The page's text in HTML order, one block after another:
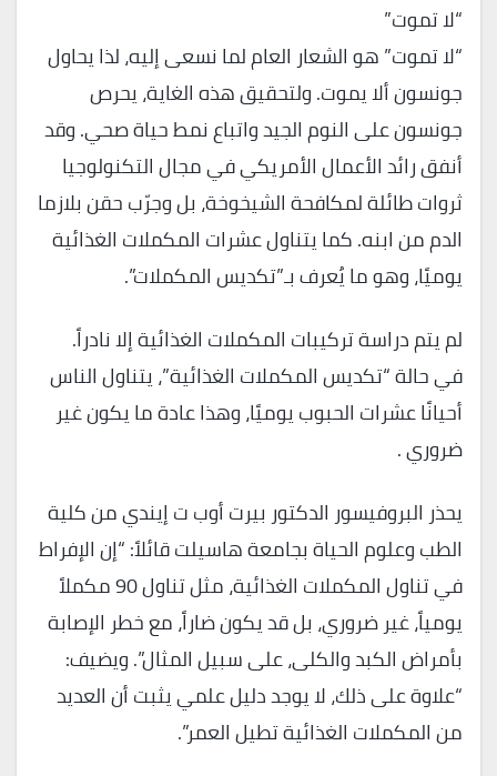
“لا تموت”
“لا تموت” هو الشعار العام لما نسعى إليه، لذا يحاول
جونسون ألا يموت. ولتحقيق هذه الغاية، يحرص
جونسون على النوم الجيد واتباع نمط حياة صحي. وقد
أنفق رائد الأعمال الأمريكي في مجال التكنولوجيا
ثروات طائلة لمكافحة الشيخوخة، بل وجرّب حقن بلازما
الدم من ابنه. كما يتناول عشرات المكملات الغذائية
يوميًا، وهو ما يُعرف بـ”تكديس المكملات”.
لم يتم دراسة تركيبات المكملات الغذائية إلا نادراً.
في حالة “تكديس المكملات الغذائية”، يتناول الناس
أحيانًا عشرات الحبوب يوميًا، وهذا عادة ما يكون غير
ضروري .
يحذر البروفيسور الدكتور بيرت أوب ت إيندي من كلية
الطب وعلوم الحياة بجامعة هاسيلت قائلاً: “إن الإفراط
في تناول المكملات الغذائية، مثل تناول 90 مكملاً
يومياً، غير ضروري، بل قد يكون ضاراً، مع خطر الإصابة
بأمراض الكبد والكلى، على سبيل المثال”. ويضيف:
“علاوة على ذلك، لا يوجد دليل علمي يثبت أن العديد
من المكملات الغذائية تطيل العمر”.